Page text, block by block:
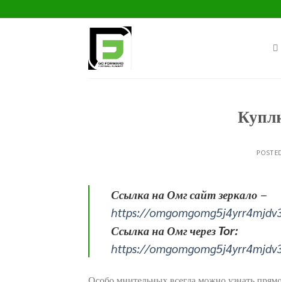
to
Ссылка на Омг сайт зеркало –
https://
Ссылка на Омг через Tor:
https://